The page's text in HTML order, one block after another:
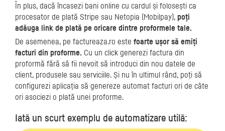
În plus, dacă încasezi bani online cu cardul și folosești ca
procesator de plată Stripe sau Netopia (Mobilpay), poți
adăuga link de plată pe oricare dintre proformele tale.
De asemenea, pe factureaza.ro este foarte ușor să emiți
facturi din proforme. Cu un click generezi factura din
proformă fără să fii nevoit să introduci din nou datele de
client, produsele sau serviciile. Și nu în ultimul rând, poți să
configurezi aplicația să genereze automat facturi ori de câte
ori asociezi o plată unei proforme.
Iată un scurt exemplu de automatizare utilă: